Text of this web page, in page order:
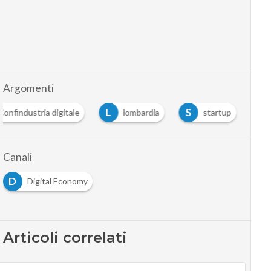
Argomenti
digitale L lombardia S startup
Canali
D
Digital Economy
Articoli correlati